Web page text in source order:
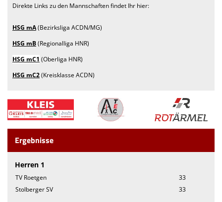
Direkte Links zu den Mannschaften findet Ihr hier:
HSG mA(Bezirksliga ACDN/MG)
HSG mB(Regionalliga HNR)
HSG mC1 (Oberliga HNR)
HSG mC2(Kreisklasse ACDN)
Ergebnisse
Herren 1
TV Roetgen
33
Stolberger SV
33